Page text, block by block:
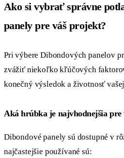
Ako si vybrať správne
panely pre váš projekt?
Pri výbere Dibondových panelov
zvážiť niekoľko kľúčových
konečný výsledok a životnosť
Aká hrúbka je najvhodnejšia pre
Dibondové panely sú dostupné v
najčastejšie používané sú: